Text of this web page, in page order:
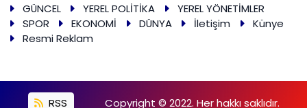
GÜNCEL YEREL POLİTİKA
YEREL YÖNETİMLER
SPOR
EKONOMİ DÜNYA İletişim
Künye
Resmi Reklam
RSS Copyright © 2022. Her hakkı saklıdır.